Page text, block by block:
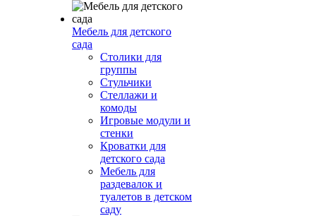
Мебель для детского
сада
Столики для
группы
Стульчики
Стеллажи и
комоды
Игровые модули и
стенки
Кроватки для
детского сада
Мебель для
раздевалок и
туалетов в детском
саду